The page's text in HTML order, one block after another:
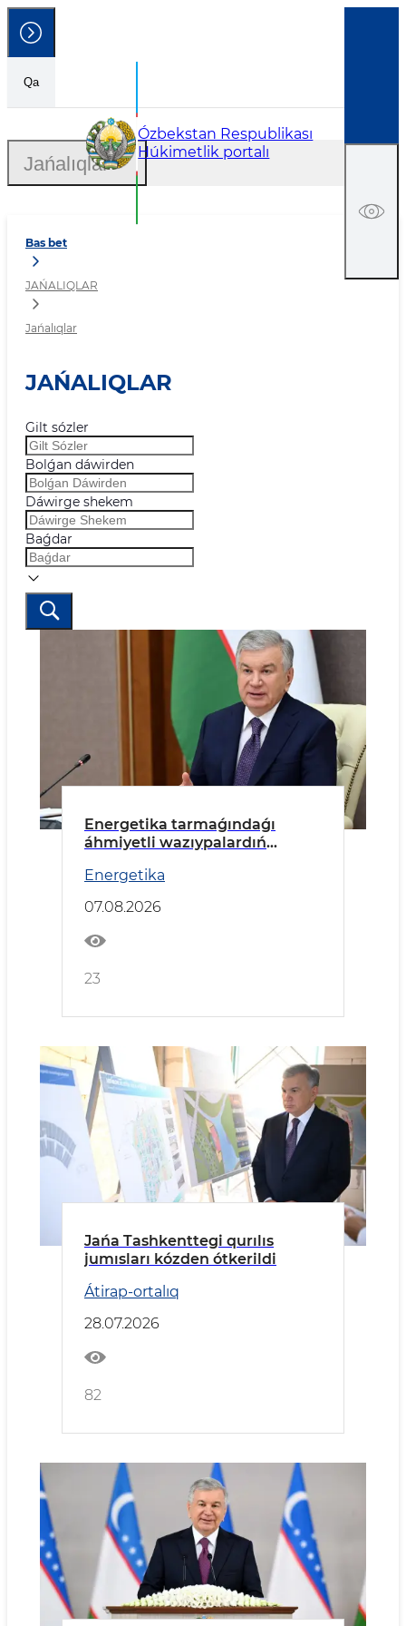
Qa
Ózbekstan Respublikası
Húkimetlik portalı
Jańalıqlar
Bas bet
JAŃALIQLAR
Jańalıqlar
JAŃALIQLAR
Gilt sózler
Bolǵan dáwirden
Dáwirge shekem
Baǵdar
Energetika tarmaǵındaǵı
áhmiyetli wazıypalardıń
Energetika
07.08.2026
23
Jańa Tashkenttegi qurılıs
jumısları kózden ótkerildi
Átirap-ortalıq
28.07.2026
82
Jańalıqlar